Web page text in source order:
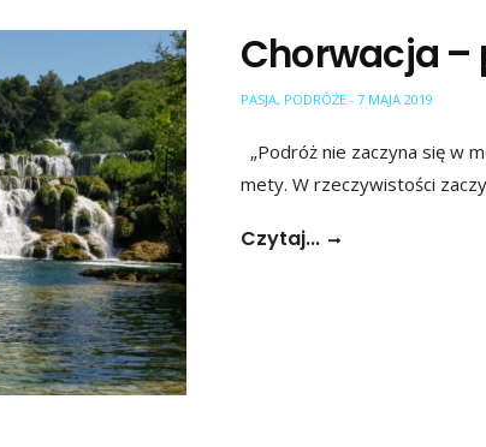
Chorwacja –
PASJA, PODRÓŻE - 7 MAJA 2019
„Podróż nie zaczyna się w
mety. W rzeczywistości
Czytaj...